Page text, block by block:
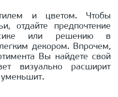
и цветом. Чтобы
отдайте предпочтение
или решению в
декором. Впрочем,
Вы найдете свой
визуально расширит